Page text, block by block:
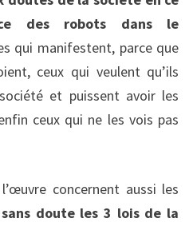
des robots dans le
qui manifestent, parce que
ceux qui veulent qu’ils
et puissent avoir les
ceux qui ne les vois pas
concernent aussi les
sans doute les 3 lois de la